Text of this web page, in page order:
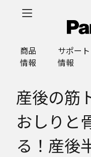
商品
情報
サポート
情報
産後の筋
おしりと
る！産後